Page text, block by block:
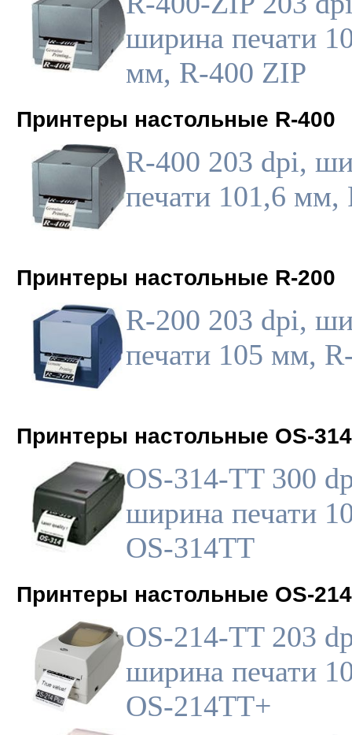
ширина печати
мм, R-400 ZIP
Принтеры настольные R-400
R-400 203 dpi,
печати 101,6 мм,
Принтеры настольные R-200
R-200 203 dpi,
печати 105 мм,
Принтеры настольные OS-
OS-314-TT 300
ширина печати
OS-314TT
Принтеры настольные OS-
OS-214-TT 203
ширина печати
OS-214TT+